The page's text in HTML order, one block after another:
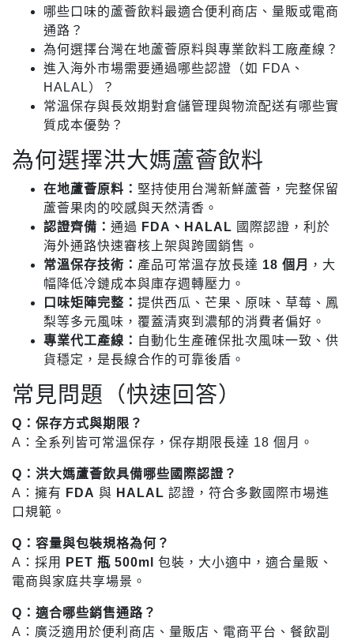
哪些口味的蘆薈飲料最適合便利商店、量販或電商
通路？
為何選擇台灣在地蘆薈原料與專業飲料工廠產線？
進入海外市場需要通過哪些認證（如 FDA、
HALAL）？
常溫保存與長效期對倉儲管理與物流配送有哪些實
質成本優勢？
為何選擇洪大媽蘆薈飲料
在地蘆薈原料： 堅持使用台灣新鮮蘆薈，完整保留
蘆薈果肉的咬感與天然清香。
認證齊備： 通過 FDA、HALAL 國際認證，利於
海外通路快速審核上架與跨國銷售。
常溫保存技術： 產品可常溫存放長達 18 個月
，大
幅降低冷鏈成本與庫存週轉壓力。
口味矩陣完整： 提供西瓜、芒果、原味、草莓、鳳
梨等多元風味，覆蓋清爽到濃郁的消費者偏好。
專業代工產線： 自動化生產確保批次風味一致、供
貨穩定，是長線合作的可靠後盾。
常見問題（快速回答）
Q：保存方式與期限？
A：全系列皆可常溫保存，保存期限長達 18 個月。
Q：洪大媽蘆薈飲具備哪些國際認證？
A：擁有 FDA 與 HALAL 認證，符合多數國際市場進
口規範。
Q：容量與包裝規格為何？
A：採用
PET 瓶 500ml
包裝，大小適中，適合量販、
電商與家庭共享場景。
Q：適合哪些銷售通路？
A：廣泛適用於便利商店、量販店、電商平台、餐飲副